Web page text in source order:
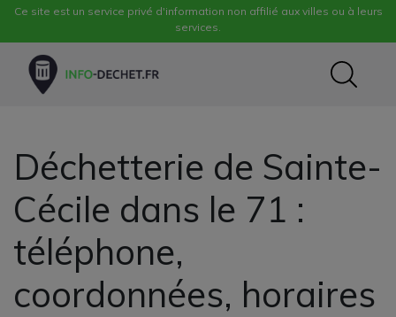
Ce site est un service privé d'information non affilié aux villes ou à leurs
services.
Déchetterie de Sainte-
Cécile dans le 71 :
téléphone,
coordonnées, horaires